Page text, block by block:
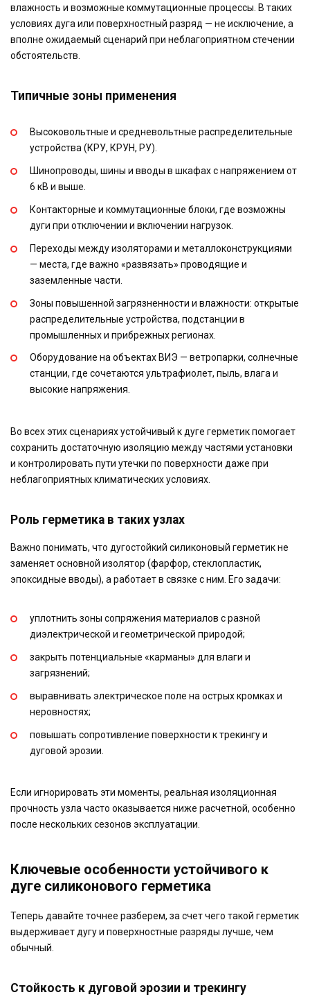
влажность и возможные коммутационные процессы. В таких
условиях дуга или поверхностный разряд — не исключение, а
вполне ожидаемый сценарий при неблагоприятном стечении
обстоятельств.
Типичные зоны применения
Высоковольтные и средневольтные распределительные
устройства (КРУ, КРУН, РУ).
Шинопроводы, шины и вводы в шкафах с напряжением от
6 кВ и выше.
Контакторные и коммутационные блоки, где возможны
дуги при отключении и включении нагрузок.
Переходы между изоляторами и металлоконструкциями
— места, где важно «развязать» проводящие и
заземленные части.
Зоны повышенной загрязненности и влажности: открытые
распределительные устройства, подстанции в
промышленных и прибрежных регионах.
Оборудование на объектах ВИЭ — ветропарки, солнечные
станции, где сочетаются ультрафиолет, пыль, влага и
высокие напряжения.
Во всех этих сценариях устойчивый к дуге герметик помогает
сохранить достаточную изоляцию между частями установки
и контролировать пути утечки по поверхности даже при
неблагоприятных климатических условиях.
Роль герметика в таких узлах
Важно понимать, что дугостойкий силиконовый герметик не
заменяет основной изолятор (фарфор, стеклопластик,
эпоксидные вводы), а работает в связке с ним. Его задачи:
уплотнить зоны сопряжения материалов с разной
диэлектрической и геометрической природой;
закрыть потенциальные «карманы» для влаги и
загрязнений;
выравнивать электрическое поле на острых кромках и
неровностях;
повышать сопротивление поверхности к трекингу и
дуговой эрозии.
Если игнорировать эти моменты, реальная изоляционная
прочность узла часто оказывается ниже расчетной, особенно
после нескольких сезонов эксплуатации.
Ключевые особенности устойчивого к
дуге силиконового герметика
Теперь давайте точнее разберем, за счет чего такой герметик
выдерживает дугу и поверхностные разряды лучше, чем
обычный.
Стойкость к дуговой эрозии и трекингу